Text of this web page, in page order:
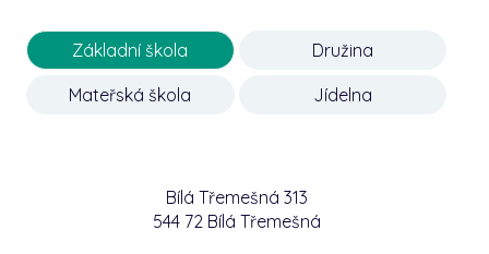
Základní škola Družina
Mateřská škola Jídelna
Bílá Třemešná 313
544 72 Bílá Třemešná